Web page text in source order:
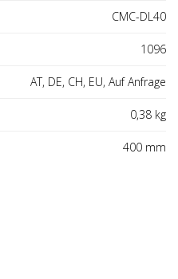
CMC-DL40
1096
AT, DE, CH, EU, Auf Anfrage
0,38 kg
400 mm